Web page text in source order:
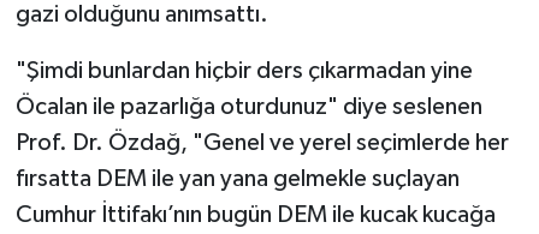
gazi olduğunu anımsattı.
"Şimdi bunlardan hiçbir ders çıkarmadan yine
Öcalan ile pazarlığa oturdunuz" diye seslenen
Prof. Dr. Özdağ, "Genel ve yerel seçimlerde her
fırsatta DEM ile yan yana gelmekle suçlayan
Cumhur İttifakı’nın bugün DEM ile kucak kucağa